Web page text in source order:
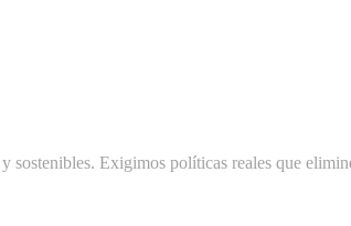
sostenibles. Exigimos políticas reales que